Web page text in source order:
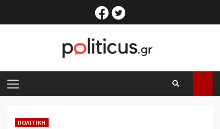
facebook
PRIMARY
MENU
ΠΟΛΙΤΙΚΉ